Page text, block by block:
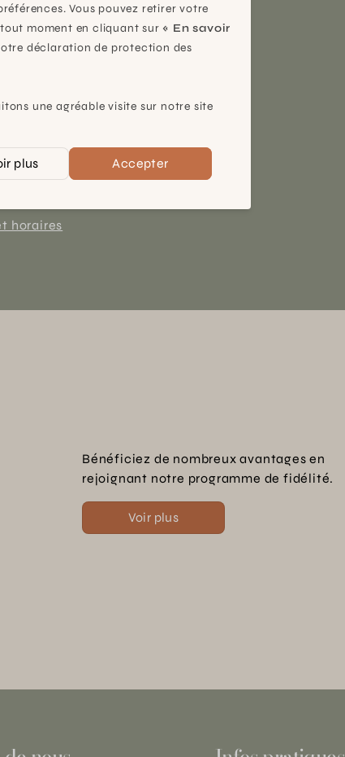
Ouates
Charrotons 25
les-Ouates (GE)
horaires
Bénéficiez de nombreux avantages en
rejoignant notre programme de fidélité.
Voir plus
Vous pouvez retirer votre
moment en cliquant sur « En savoir
déclaration de protection des
une agréable visite sur notre site
plus Accepter